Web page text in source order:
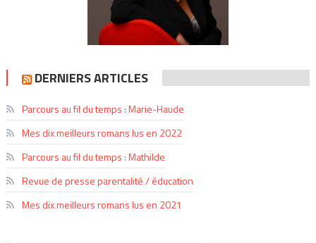
DERNIERS ARTICLES
Parcours au fil du temps : Marie-Haude
Mes dix meilleurs romans lus en 2022
Parcours au fil du temps : Mathilde
Revue de presse parentalité / éducation
Mes dix meilleurs romans lus en 2021